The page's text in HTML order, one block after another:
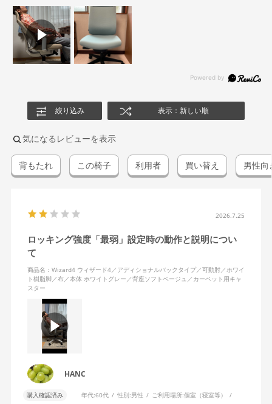
絞り込み 表示：新しい順
気になるレビューを表示
背もたれ この椅子 利用者 買い替え 男性向
2026.7.25
ロッキング強度「最弱」設定時の動作と説明につい
て
商品名：Wizard4 ウィザード4／アディショナルバックタイプ／可動肘／ホワイ
ト樹脂脚／布／本体 ホワイトグレー／背座ソフトベージュ／カーペット用キャ
スター
HANC
購入確認済み 年代:60代 性別:男性 ご利用場所:個室（寝室等）